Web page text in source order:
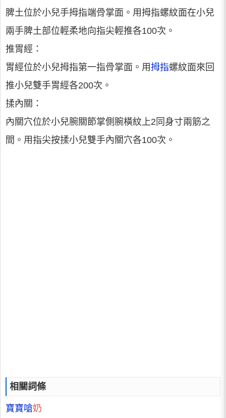
脾土位於小兒手拇指端骨掌面。用拇指螺紋面在小兒
兩手脾土部位輕柔地向指尖輕推各100次。
推胃經：
胃經位於小兒拇指第一指骨掌面。用拇指螺紋面來回
推小兒雙手胃經各200次。
揉內關：
內關穴位於小兒腕關節掌側腕橫紋上2同身寸兩筋之
間。用指尖按揉小兒雙手內關穴各100次。
相關詞條
寶寶嗆奶